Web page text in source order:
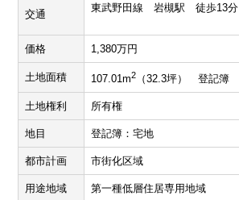
交通
東武野田線 岩槻駅 徒歩13分
価格 1,380万円
土地面積 107.01m2 （32.3坪） 登記簿
土地権利 所有権
地目 登記簿：宅地
都市計画 市街化区域
用途地域 第一種低層住居専用地域